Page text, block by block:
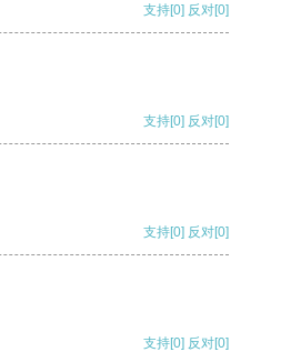
支持[0] 反对[0]
支持[0] 反对[0]
支持[0] 反对[0]
支持[0] 反对[0]